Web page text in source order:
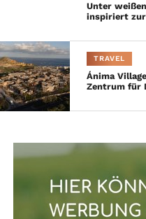
Unter
inspiriert zur
TRAVEL
Ánima
Zentrum für